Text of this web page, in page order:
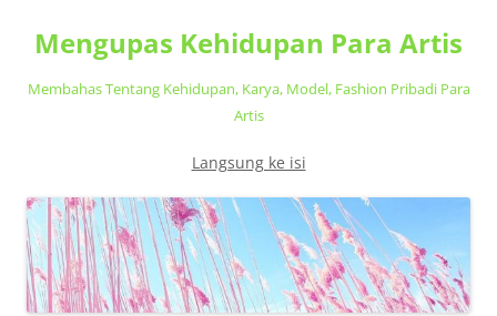
Mengupas Kehidupan Para Artis
Membahas Tentang Kehidupan, Karya, Model, Fashion Pribadi Para
Artis
Langsung ke isi